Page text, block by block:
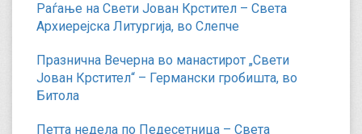
Раѓање на Свети Јован Крстител – Света
Архиерејска Литургија, во Слепче
Празнична Вечерна во манастирот „Свети
Јован Крстител“ – Германски гробишта, во
Битола
Петта недела по Педесетница – Света